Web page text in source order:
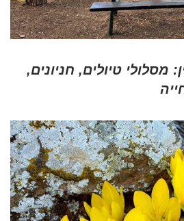
מסלולי טיולים, חניונים,